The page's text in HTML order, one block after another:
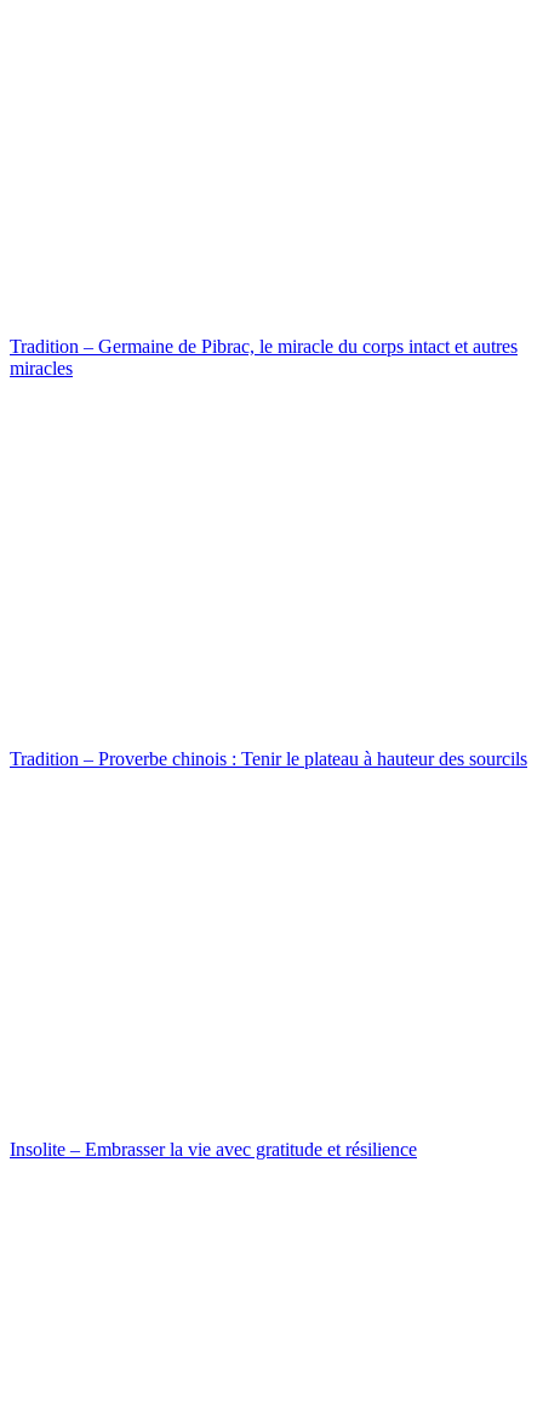
Tradition – Germaine de Pibrac, le miracle du corps intact et autres
miracles
Tradition – Proverbe chinois : Tenir le plateau à hauteur des sourcils
Insolite – Embrasser la vie avec gratitude et résilience